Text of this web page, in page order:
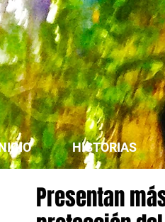
HISTORIAS
Presentan